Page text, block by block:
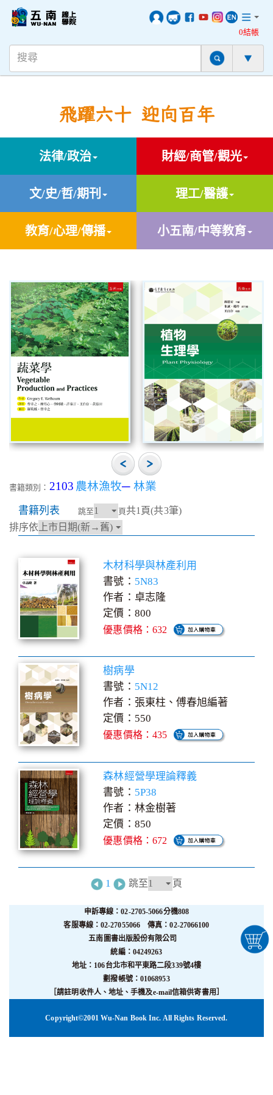
0結帳
飛躍六十 迎向百年
法律/政治 財經/商管/觀光
文/史/哲/期刊 理工/醫護
教育/心理/傳播 小五南/中等教育
書籍類別： 2103 農林漁牧─ 林業
書籍列表 跳至 頁共1頁(共3筆)
排序依
木材科學與林產利用
書號： 5N83
作者：卓志隆
定價：800
優惠價格：632
樹病學
書號： 5N12
作者：張東柱、傅春旭編著
定價：550
優惠價格：435
森林經營學理論釋義
書號： 5P38
作者：林金樹著
定價：850
優惠價格：672
1 跳至 頁
申訴專線：02-2705-5066分機808
客服專線：02-27055066 傳真：02-27066100
五南圖書出版股份有限公司
統編：04249263
地址：106台北市和平東路二段339號4樓
劃撥帳號：01068953
［請註明收件人、地址、手機及e-mail信箱供寄書用］
Copyright©2001 Wu-Nan Book Inc. All Rights Reserved.